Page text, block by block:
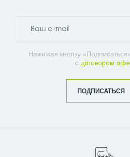
Нажимая кнопку
с договором
ПОДПИСАТЬСЯ